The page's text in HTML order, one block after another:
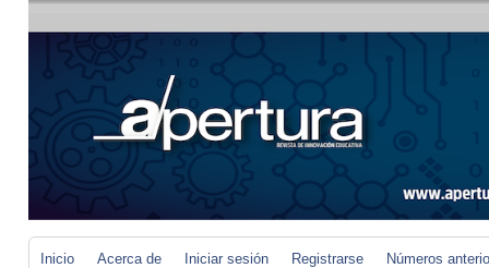
Inicio Acerca de Iniciar sesión Registrarse Números